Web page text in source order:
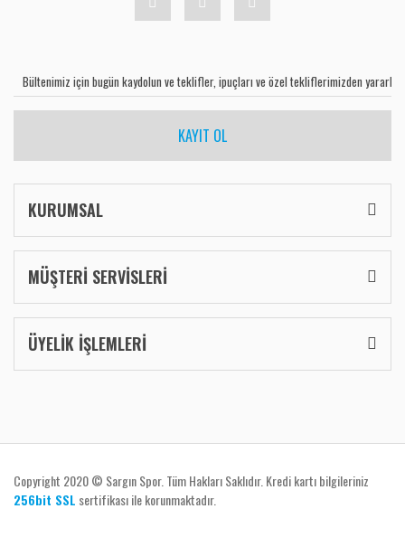
KAYIT OL
KURUMSAL
MÜŞTERİ SERVİSLERİ
ÜYELİK İŞLEMLERİ
Copyright 2020 © Sargın Spor. Tüm Hakları Saklıdır. Kredi kartı bilgileriniz
256bit SSL sertifikası ile korunmaktadır.